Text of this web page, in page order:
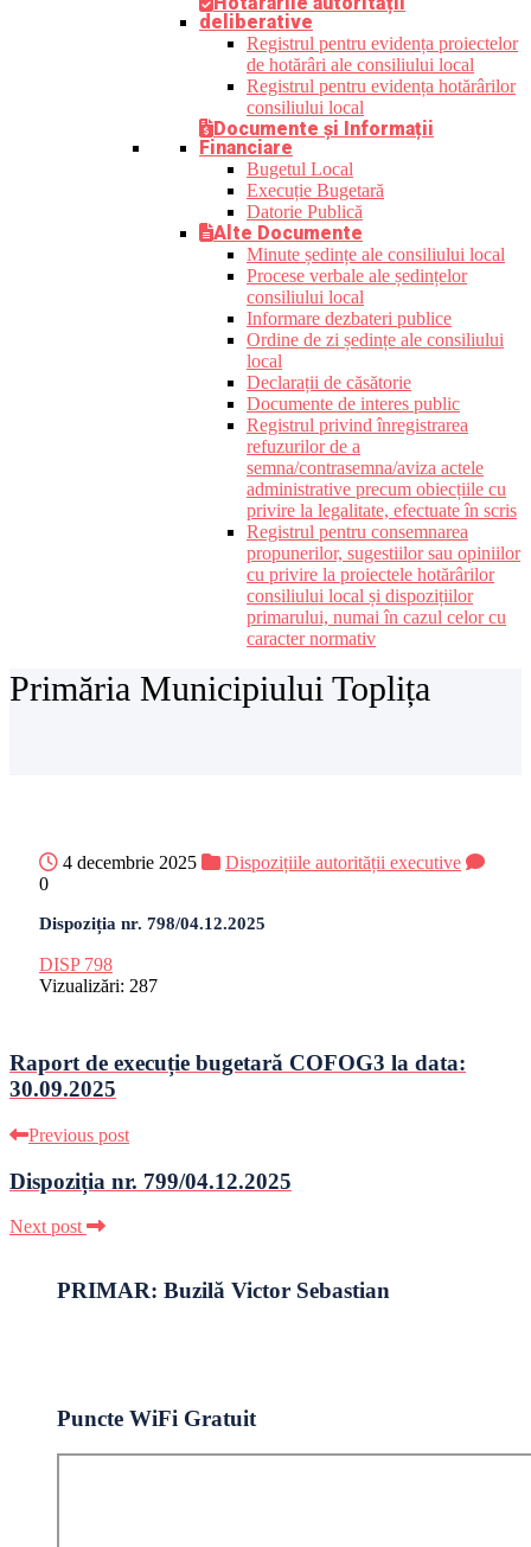
deliberative
Registrul pentru evidența proiectelor
de hotărâri ale consiliului local
Registrul pentru evidența hotărârilor
consiliului local
Documente și Informații
Financiare
Bugetul Local
Execuție Bugetară
Datorie Publică
Alte Documente
Minute ședințe ale consiliului local
Procese verbale ale ședințelor
consiliului local
Informare dezbateri publice
Ordine de zi ședințe ale consiliului
local
Declarații de căsătorie
Documente de interes public
Registrul privind înregistrarea
refuzurilor de a
semna/contrasemna/aviza actele
administrative precum obiecțiile cu
privire la legalitate, efectuate în scris
Registrul pentru consemnarea
propunerilor, sugestiilor sau opiniilor
cu privire la proiectele hotărârilor
consiliului local și dispozițiilor
primarului, numai în cazul celor cu
caracter normativ
Primăria Municipiului Toplița
4 decembrie 2025
Dispozițiile autorității executive
0
Dispoziția nr. 798/04.12.2025
DISP 798
Vizualizări: 287
Raport de execuție bugetară COFOG3 la data:
30.09.2025
Previous post
Dispoziția nr. 799/04.12.2025
Next post
PRIMAR: Buzilă Victor Sebastian
Puncte WiFi Gratuit